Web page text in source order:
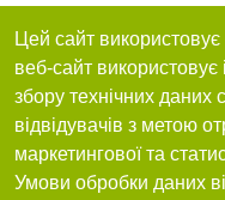
Цей сайт
веб-сайт використовує
збору технічних даних
відвідувачів з метою
маркетингової та
Умови обробки даних